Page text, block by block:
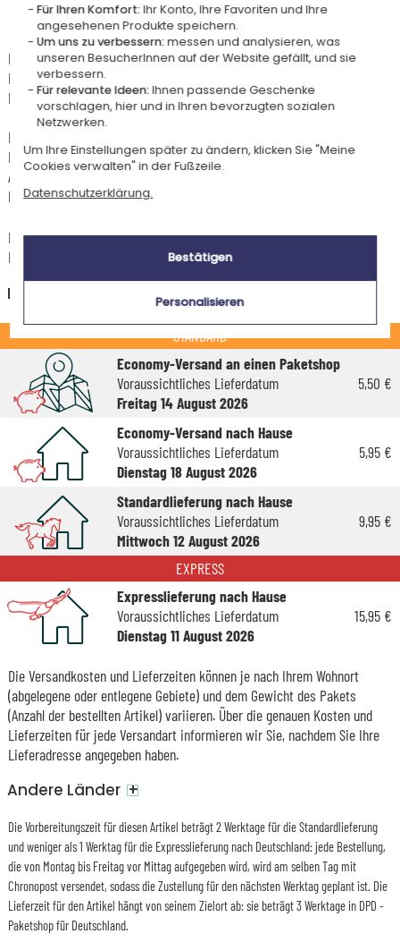
Lieferdatum und Lieferpreis
Dieser Artikel wird in unserem Atelier in Toulouse personalisiert.
Er ist für das Angebot "Versandkostenfrei ab 85 € Warenwert" mit der
Hermes-Standardlieferung berechtigt.
Für jede Bestellung unter 85 € gelten die unten aufgeführten
Lieferkosten für den Kauf dieses Artikels.
Artikel, die in unserem Atelier personalisiert werden (etwa 95% unserer
Produkte), sind mit dem Logo
Das Voraussichtliche Lieferdatum ist nur bei einer Zahlung per PayPal,
Kreditkarte oder Sofortüberweisung gültig.
Deutschland
STANDARD
Economy-Versand an einen Paketshop
Voraussichtliches Lieferdatum
Freitag 14 August 2026
5,50 €
Economy-Versand nach Hause
Voraussichtliches Lieferdatum
Dienstag 18 August 2026
5,95 €
Standardlieferung nach Hause
Voraussichtliches Lieferdatum
Mittwoch 12 August 2026
9,95 €
EXPRESS
Expresslieferung nach Hause
Voraussichtliches Lieferdatum
Dienstag 11 August 2026
15,95 €
Die Versandkosten und Lieferzeiten können je nach Ihrem Wohnort
(abgelegene oder entlegene Gebiete) und dem Gewicht des Pakets
(Anzahl der bestellten Artikel) variieren. Über die genauen Kosten und
Lieferzeiten für jede Versandart informieren wir Sie, nachdem Sie Ihre
Lieferadresse angegeben haben.
Andere Länder +
Die Vorbereitungszeit für diesen Artikel beträgt 2 Werktage für die Standardlieferung
und weniger als 1 Werktag für die Expresslieferung nach Deutschland: jede Bestellung,
die von Montag bis Freitag vor Mittag aufgegeben wird, wird am selben Tag mit
Chronopost versendet, sodass die Zustellung für den nächsten Werktag geplant ist. Die
Lieferzeit für den Artikel hängt von seinem Zielort ab: sie beträgt 3 Werktage in DPD -
Paketshop für Deutschland.
Für Ihren Komfort:Ihr Konto, Ihre Favoriten und Ihre
angesehenen Produkte speichern.
Um uns zu verbessern:messen und analysieren, was
unseren BesucherInnen auf der Website gefällt, und sie
verbessern.
Für relevante Ideen:Ihnen passende Geschenke
vorschlagen, hier und in Ihren bevorzugten sozialen
Netzwerken.
Um Ihre Einstellungen später zu ändern, klicken Sie "Meine
Cookies verwalten" in der Fußzeile.
Datenschutzerklärung.
Bestätigen
Personalisieren